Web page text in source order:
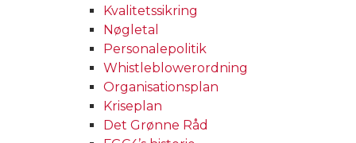
Kvalitetssikring
Nøgletal
Personalepolitik
Whistleblowerordning
Organisationsplan
Kriseplan
Det Grønne Råd